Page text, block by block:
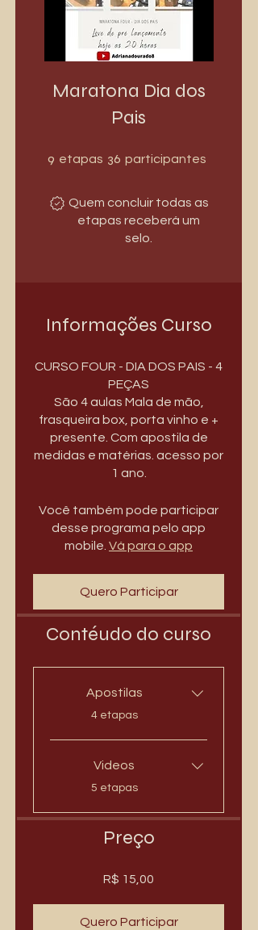
Maratona Dia dos
Pais
9 etapas 9 etapas
36 participantes
Quem concluir todas as
etapas receberá um
selo.
Informações Curso
CURSO FOUR - DIA DOS PAIS - 4
PEÇAS
São 4 aulas Mala de mão,
frasqueira box, porta vinho e +
presente. Com apostila de
medidas e matérias. acesso por
1 ano.
Você também pode participar
desse programa pelo app
mobile. Vá para o app
Quero Participar
Contéudo do curso
Apostilas
.
4 etapas
Videos
.
5 etapas
Preço
R$ 15,00
Quero Participar